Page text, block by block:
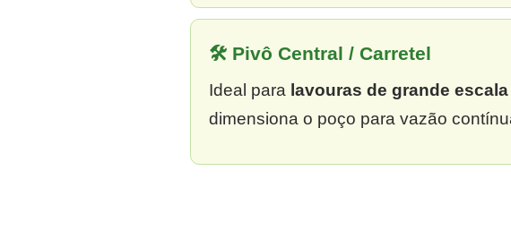
🛠 Pivô Central / Carretel
Ideal para lavouras de grande escala
dimensiona o poço para vazão